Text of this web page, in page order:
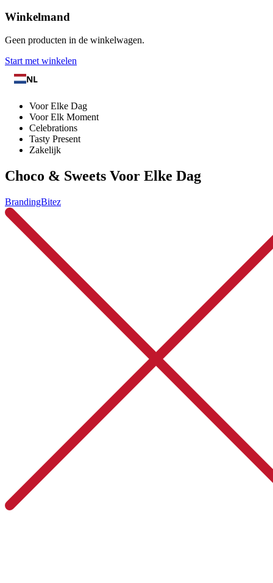
Winkelmand
Geen producten in de winkelwagen.
Start met winkelen
NL
Voor Elke Dag
Voor Elk Moment
Celebrations
Tasty Present
Zakelijk
Choco & Sweets Voor Elke Dag
BrandingBitez